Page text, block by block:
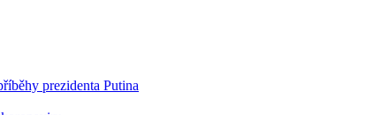
prezidenta Putina